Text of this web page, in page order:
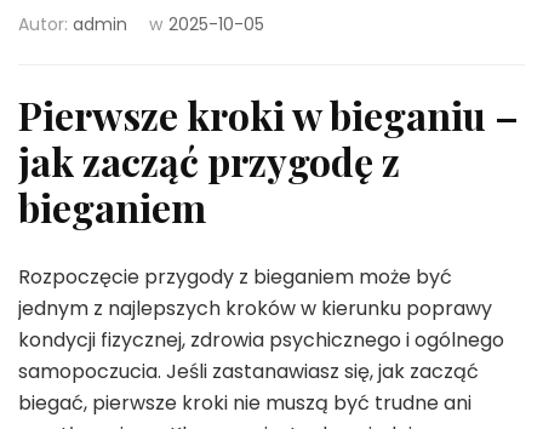
Autor: admin w 2025-10-05
Pierwsze kroki w bieganiu –
jak zacząć przygodę z
bieganiem
Rozpoczęcie przygody z bieganiem może być
jednym z najlepszych kroków w kierunku poprawy
kondycji fizycznej, zdrowia psychicznego i ogólnego
samopoczucia. Jeśli zastanawiasz się, jak zacząć
biegać, pierwsze kroki nie muszą być trudne ani